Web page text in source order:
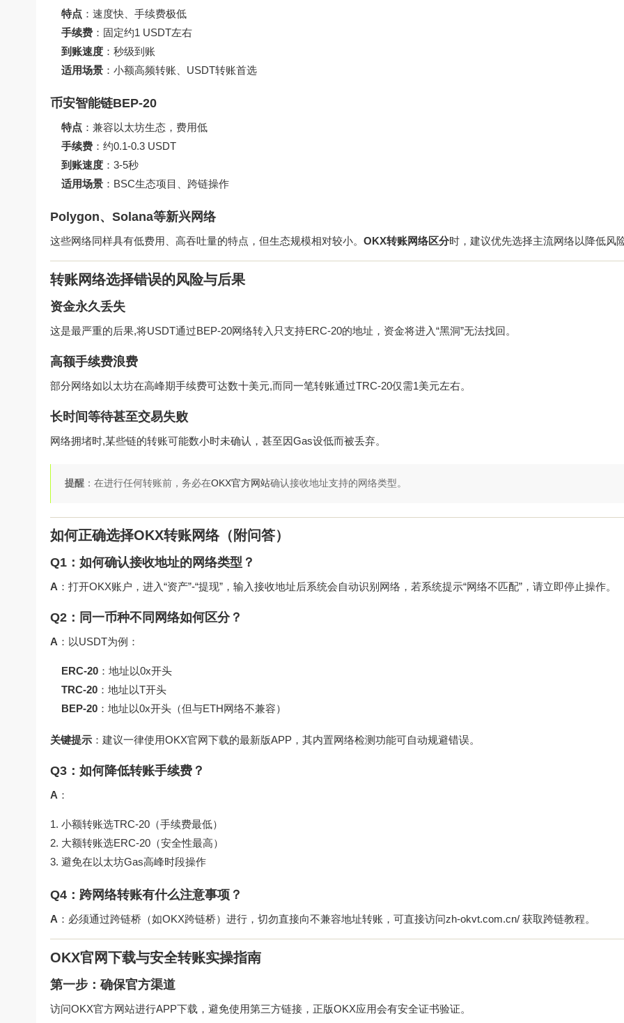
特点 ：速度快、手续费极低
手续费 ：固定约1 USDT左右
到账速度 ：秒级到账
适用场景 ：小额高频转账、USDT转账首选
币安智能链BEP-20
特点 ：兼容以太坊生态，费用低
手续费 ：约0.1-0.3 USDT
到账速度 ：3-5秒
适用场景 ：BSC生态项目、跨链操作
Polygon、Solana等新兴网络
这些网络同样具有低费用、高吞吐量的特点，但生态规模相对较小。 OKX转账网络区分时，建议优先选择主流网络以降低风
转账网络选择错误的风险与后果
资金永久丢失
这是最严重的后果,将USDT通过BEP-20网络转入只支持ERC-20的地址，资金将进入“黑洞”无法找回。
高额手续费浪费
部分网络如以太坊在高峰期手续费可达数十美元,而同一笔转账通过TRC-20仅需1美元左右。
长时间等待甚至交易失败
网络拥堵时,某些链的转账可能数小时未确认，甚至因Gas设低而被丢弃。
提醒 ：在进行任何转账前，务必在OKX官方网站确认接收地址支持的网络类型。
如何正确选择OKX转账网络（附问答）
Q1：如何确认接收地址的网络类型？
A ：打开OKX账户，进入“资产”-“提现”，输入接收地址后系统会自动识别网络，若系统提示“网络不匹配”，请立即停止操作。
Q2：同一币种不同网络如何区分？
A ：以USDT为例：
ERC-20 ：地址以0x开头
TRC-20 ：地址以T开头
BEP-20 ：地址以0x开头（但与ETH网络不兼容）
关键提示 ：建议一律使用OKX官网下载的最新版APP，其内置网络检测功能可自动规避错误。
Q3：如何降低转账手续费？
A ：
小额转账选TRC-20（手续费最低）
大额转账选ERC-20（安全性最高）
避免在以太坊Gas高峰时段操作
Q4：跨网络转账有什么注意事项？
A ：必须通过跨链桥（如OKX跨链桥）进行，切勿直接向不兼容地址转账，可直接访问zh-okvt.com.cn/ 获取跨链教程。
OKX官网下载与安全转账实操指南
第一步：确保官方渠道
访问OKX官方网站进行APP下载，避免使用第三方链接，正版OKX应用会有安全证书验证。